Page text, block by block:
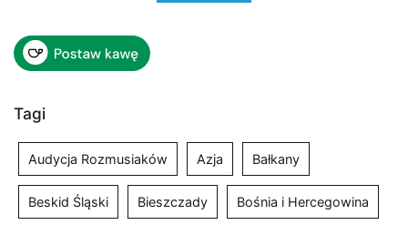
Tagi
Audycja Rozmusiaków Azja Bałkany
Beskid Śląski Bieszczady Bośnia i Hercegowina